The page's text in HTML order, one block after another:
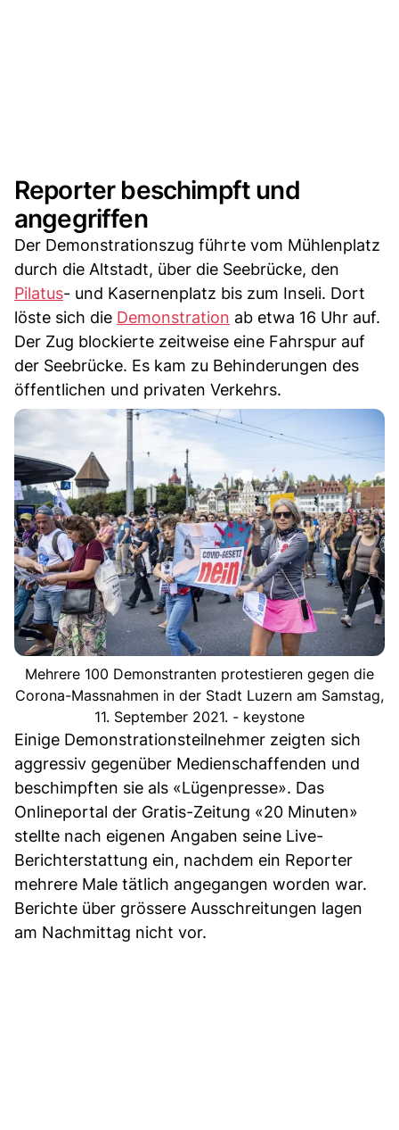
Reporter beschimpft und
angegriffen
Der Demonstrationszug führte vom Mühlenplatz
durch die Altstadt, über die Seebrücke, den
Pilatus- und Kasernenplatz bis zum Inseli. Dort
löste sich die Demonstration ab etwa 16 Uhr auf.
Der Zug blockierte zeitweise eine Fahrspur auf
der Seebrücke. Es kam zu Behinderungen des
öffentlichen und privaten Verkehrs.
Mehrere 100 Demonstranten protestieren gegen die
Corona-Massnahmen in der Stadt Luzern am Samstag,
11. September 2021. - keystone
Einige Demonstrationsteilnehmer zeigten sich
aggressiv gegenüber Medienschaffenden und
beschimpften sie als «Lügenpresse». Das
Onlineportal der Gratis-Zeitung «20 Minuten»
stellte nach eigenen Angaben seine Live-
Berichterstattung ein, nachdem ein Reporter
mehrere Male tätlich angegangen worden war.
Berichte über grössere Ausschreitungen lagen
am Nachmittag nicht vor.